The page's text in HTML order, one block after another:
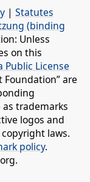
| Statutes
(binding
Unless
on this
Public License
Foundation” are
trademarks
logos and
laws.
policy.